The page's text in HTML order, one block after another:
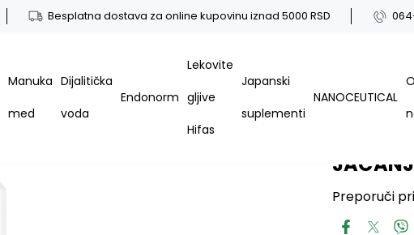
Besplatna dostava za online kupovinu iznad 5000 RSD
Manuka
med
Dijalitička
voda
Endonorm
Lekovite
gljive
Hifas
Japanski
suplementi
NANOCEUTICAL
Preporuči